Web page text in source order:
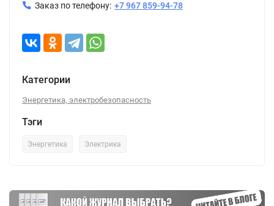
Заказ по телефону: +7 967 859-94-78
Категории
Энергетика, электробезопасность
Тэги
Энергетика Электрика